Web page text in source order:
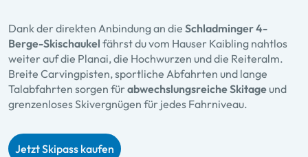
Dank der direkten Anbindung an die Schladminger 4-
Berge-Skischaukel fährst du vom Hauser Kaibling nahtlos
weiter auf die Planai, die Hochwurzen und die Reiteralm.
Breite Carvingpisten, sportliche Abfahrten und lange
Talabfahrten sorgen für abwechslungsreiche Skitage und
grenzenloses Skivergnügen für jedes Fahrniveau.
Jetzt Skipass kaufen